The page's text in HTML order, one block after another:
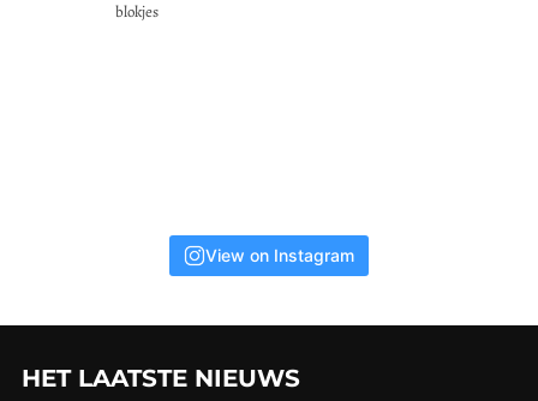
blokjes
View on Instagram
HET LAATSTE NIEUWS